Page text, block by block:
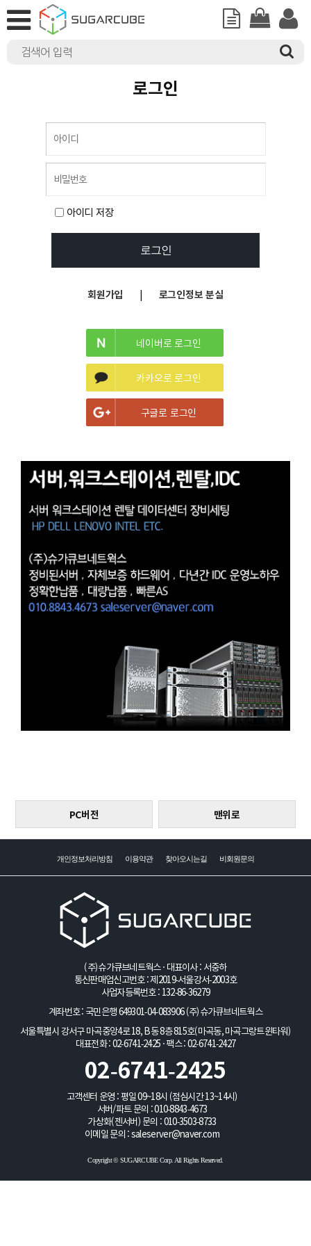
로그인
아이디 저장
회원가입 로그인정보 분실
네이버로 로그인
카카오로 로그인
구글로 로그인
PC버전 맨위로
개인정보처리방침 이용약관 찾아오시는길 비회원문의
(주)슈가큐브네트웍스 · 대표이사 : 서중하
통신판매업신고번호 : 제2019-서울강서-2003호
사업자등록번호 : 132-86-36279
계좌번호 : 국민은행 649301-04-083906 (주)슈가큐브네트웍스
서울특별시 강서구 마곡중앙4로 18, B동 8층 815호(마곡동, 마곡그랑트윈타워)
대표전화 : 02-6741-2425 · 팩스 : 02-6741-2427
02-6741-2425
고객센터 운영 : 평일 09~18시 (점심시간 13~14시)
서버/파트 문의 :010-8843-4673
가상화(젠서버) 문의 : 010-3503-8733
이메일 문의 : saleserver@naver.com
Copyright © SUGARCUBE Corp. All Rights Reserved.